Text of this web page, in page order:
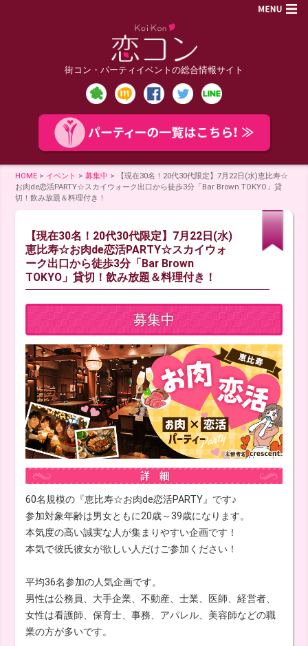
街コン・パーティイベントの総合情報サイト
HOME > イベント >募集中 >
【現在30名！20代30代限定】7月22日(水)恵比寿☆
お肉de恋活PARTY☆スカイウォーク出口から徒歩3分「Bar Brown TOKYO」貸
切！飲み放題＆料理付き！
【現在30名！20代30代限定】7月22日(水)
恵比寿☆お肉de恋活PARTY☆スカイウォ
ーク出口から徒歩3分「Bar Brown
TOKYO」貸切！飲み放題＆料理付き！
募集中
60名規模の『恵比寿☆お肉de恋活PARTY』です♪
参加対象年齢は男女ともに20歳～39歳になります。
本気度の高い誠実な人が集まりやすい企画です！
本気で彼氏彼女が欲しい人だけご参加ください！
平均36名参加の人気企画です。
男性は公務員、大手企業、不動産、士業、医師、経営者、
女性は看護師、保育士、事務、アパレル、美容師などの職
業の方が多いです。